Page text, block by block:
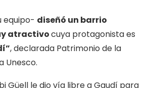
equipo- diseñó un barrio
atractivocuya protagonista es
, declarada Patrimonio de la
Unesco.
Güell le dio vía libre a Gaudí para